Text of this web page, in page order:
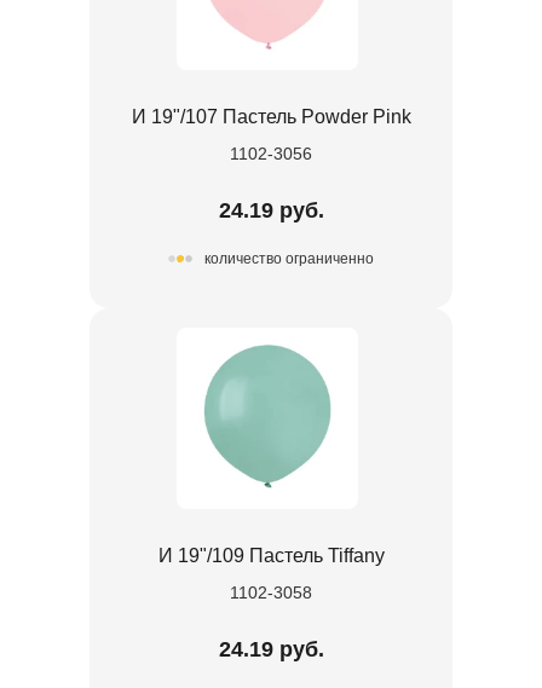
И 19"/107 Пастель Powder Pink
1102-3056
24.19 руб.
количество ограниченно
И 19"/109 Пастель Tiffany
1102-3058
24.19 руб.